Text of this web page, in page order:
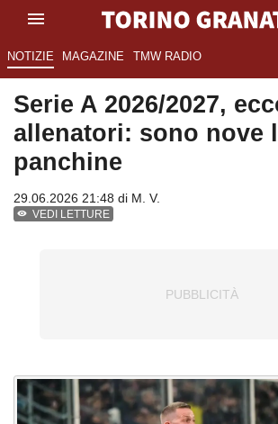
NOTIZIE MAGAZINE TMW RADIO
Serie A 2026/2027,
allenatori: sono nove
panchine
29.06.2026 21:48 di M. V.
VEDI LETTURE